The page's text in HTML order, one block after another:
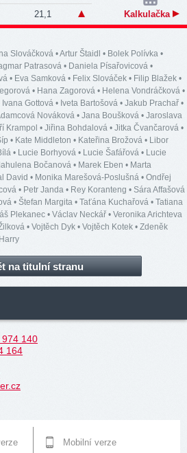
21,1 Kalkulačka
Slováčková •Artur Štaidl • Bolek Polívka •
Patrasová • Daniela Písařovicová •
• Eva Samková • Felix Slováček • Filip Blažek •
• Hana Zagorová • Helena Vondráčková •
Ivana Gottová • Iveta Bartošová • Jakub Prachař •
Nováková • Jana Boušková • Jaroslava
Krampol • Jiřina Bohdalová • Jitka Čvančarová •
• Kate Middleton • Kateřina Brožová • Libor
• Lucie Borhyová • Lucie Šafářová • Lucie
Bočanová • Marek Eben • Marta
David • Monika Marešová-Poslušná • Ondřej
• Petr Janda • Rey Koranteng • Sára Affašová
• Štefan Margita • Taťána Kuchařová • Tatiana
Plekanec • Václav Neckář • Veronika Arichteva
• Vojtěch Dyk • Vojtěch Kotek • Zdeněk
na titulní stranu
974 140
164
Mobilní verze